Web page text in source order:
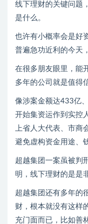
线下理财的关键问题
是什么。
也许有小概率会是好
普遍急功近利的今天
在很多朋友眼里，能
多年的公司就是值得
像涉案金额达433亿
开始集资运作到实控
上省人大代表、市商
避免虚构资金用途、
超越集团一案虽被判
明，线下理财的是是
超越集团还有多年的
财，根本就没有这样
充门面而已，比如善